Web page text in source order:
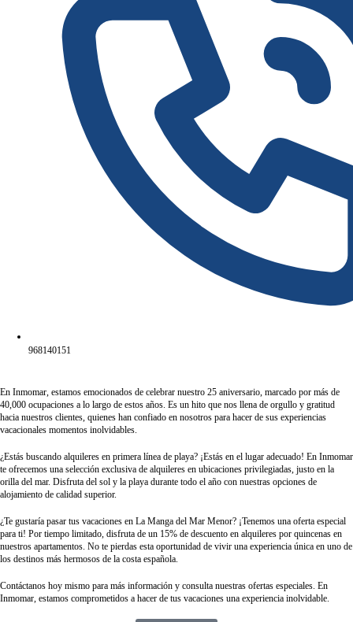
968140151
En Inmomar, estamos emocionados de celebrar nuestro 25 aniversario, marcado por más de
40,000 ocupaciones a lo largo de estos años. Es un hito que nos llena de orgullo y gratitud
hacia nuestros clientes, quienes han confiado en nosotros para hacer de sus experiencias
vacacionales momentos inolvidables.
¿Estás buscando alquileres en primera línea de playa? ¡Estás en el lugar adecuado! En Inmomar
te ofrecemos una selección exclusiva de alquileres en ubicaciones privilegiadas, justo en la
orilla del mar. Disfruta del sol y la playa durante todo el año con nuestras opciones de
alojamiento de calidad superior.
¿Te gustaría pasar tus vacaciones en La Manga del Mar Menor? ¡Tenemos una oferta especial
para ti! Por tiempo limitado, disfruta de un 15% de descuento en alquileres por quincenas en
nuestros apartamentos. No te pierdas esta oportunidad de vivir una experiencia única en uno de
los destinos más hermosos de la costa española.
Contáctanos hoy mismo para más información y consulta nuestras ofertas especiales. En
Inmomar, estamos comprometidos a hacer de tus vacaciones una experiencia inolvidable.